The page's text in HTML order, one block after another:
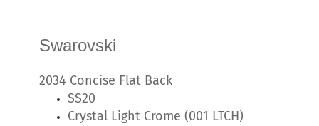
Swarovski
2034 Concise Flat Back
SS20
Crystal Light Crome (001 LTCH)